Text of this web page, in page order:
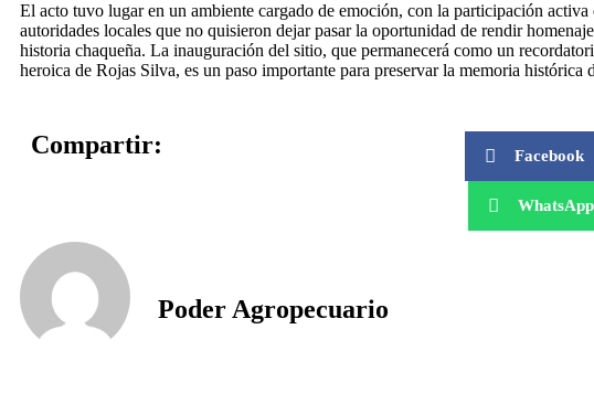
El acto tuvo lugar en un ambiente cargado de emoción, con la participación activa
autoridades locales que no quisieron dejar pasar la oportunidad de rendir
historia chaqueña. La inauguración del sitio, que permanecerá como un
heroica de Rojas Silva, es un paso importante para preservar la memoria histórica
Compartir: Facebook
WhatsApp
Poder Agropecuario